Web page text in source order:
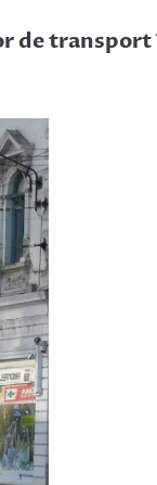
de transport